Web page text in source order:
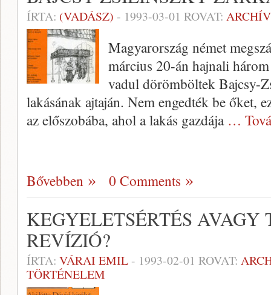
ÍRTA: (VADÁSZ) - 1993-03-01 ROVAT:
Magyarország német
március 20-án hajnali
vadul dörömböltek Bajcsy-
lakásának ajtaján. Nem engedték be őket,
az előszobába, ahol a lakás gazdája …
Bővebben 0 Comments
KEGYELETSÉRTÉS AVAGY
REVÍZIÓ?
ÍRTA: VÁRAI EMIL- 1993-02-01 ROVAT:
TÖRTÉNELEM